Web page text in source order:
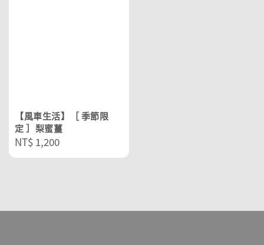
【風車生活】［ 季節限
定 ］梨蜜薑
Regular
price
NT$ 1,200